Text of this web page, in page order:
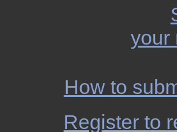
your
How to
Register to